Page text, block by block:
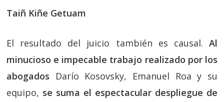
Taiñ Kiñe Getuam
El resultado del juicio también es causal. Al
minucioso e impecable trabajo realizado por los
abogados Darío Kosovsky, Emanuel Roa y su
equipo, se suma el espectacular despliegue de